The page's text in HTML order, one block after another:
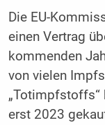
Die EU-
einen Vertrag
kommenden
von vielen
„Totimpfstoffs“
erst 2023